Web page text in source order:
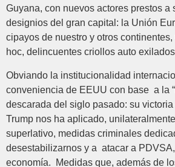
Guyana, con nuevos actores prestos a
designios del gran capital: la Unión
cipayos de nuestro y otros
hoc, delincuentes criollos auto
Obviando la institucionalidad
conveniencia de EEUU con base a la
descarada del siglo pasado: su
Trump nos ha aplicado,
superlativo, medidas criminales
desestabilizarnos y a atacar a
economía. Medidas que, además de